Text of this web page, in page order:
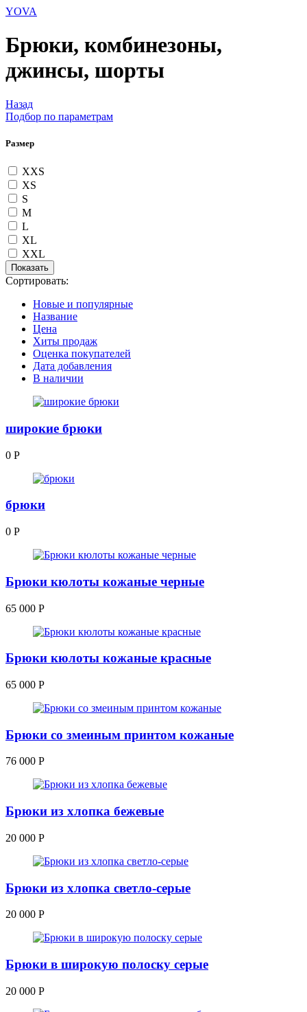
YOVA
Брюки, комбинезоны,
джинсы, шорты
Назад
Подбор по параметрам
Размер
XXS
XS
S
M
L
XL
XXL
Сортировать:
Новые и популярные
Название
Цена
Хиты продаж
Оценка покупателей
Дата добавления
В наличии
широкие брюки
0 Р
брюки
0 Р
Брюки кюлоты кожаные черные
65 000 Р
Брюки кюлоты кожаные красные
65 000 Р
Брюки со змеиным принтом кожаные
76 000 Р
Брюки из хлопка бежевые
20 000 Р
Брюки из хлопка светло-серые
20 000 Р
Брюки в широкую полоску серые
20 000 Р